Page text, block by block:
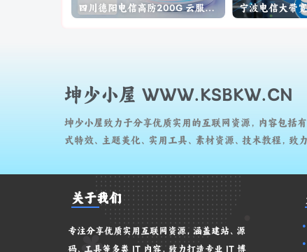
四川德阳电信高防200G 云服务器、国内云、
坤少小屋 WWW.KSBKW.CN
坤少小屋致力于分享优质实用的互联网资源，内容包括
式特效、主题美化、实用工具、素材资源、技术教程，致
关于我们
专注分享优质实用互联网资源，涵盖建站、源
码、工具等多类 IT 内容，致力打造专业 IT 博